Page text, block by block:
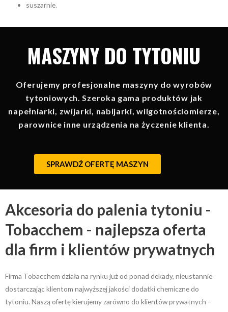
suszarnie.
MASZYNY DO TYTONIU
Oferujemy profesjonalne maszyny do wyrobów
tytoniowych. Szeroka gama produktów jak
napełniarki, zwijarki, nabijarki, wilgotnościomierze,
parownice inne urządzenia na życzenie klienta.
SPRAWDŹ OFERTĘ MASZYN
Akcesoria do palenia tytoniu -
Tobacchem - najlepsza oferta
dla firm i klientów prywatnych
Firma Tobacchem działa na rynku już od ponad dekady, nieustannie
dostarczając klientom najwyższej jakości dodatki chemiczne do
tytoniu. Naszą ofertę kierujemy zarówno do klientów prywatnych –